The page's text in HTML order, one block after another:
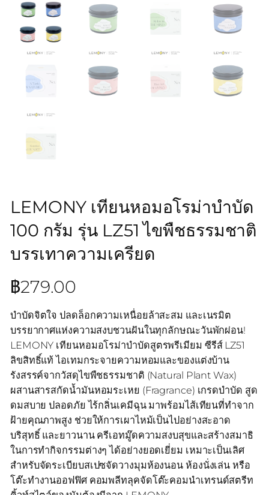
LEMONY เทียนหอมอโรม่าบำบัด
100 กรัม รุ่น LZ51 ไขพืชธรรมชาติ
บรรเทาความเครียด
฿279.00
บำบัดจิตใจ ปลดล็อกความเหนื่อยล้าสะสม และเนรมิต
บรรยากาศแห่งความสงบชวนฝันในทุกลักษณะวันพักผ่อน!
LEMONY เทียนหอมอโรม่าบำบัดสูตรพรีเมียม ซีรีส์ LZ51
ลิขสิทธิ์แท้ ไอเทมกระจายความหอมและของแต่งบ้าน
รังสรรค์จากวัสดุไขพืชธรรมชาติ (Natural Plant Wax)
ผสานสารสกัดน้ำมันหอมระเหย (Fragrance) เกรดบำบัด สูด
ดมสบาย ปลอดภัย ไร้กลิ่นเคมีฉุน มาพร้อมไส้เทียนที่ทำจาก
ฝ้ายคุณภาพสูง ช่วยให้การเผาไหม้เป็นไปอย่างสะอาด
บริสุทธิ์ และยาวนาน ครีเอทมู๊ดความสงบสุขและสร้างสมาธิ
ในการทำกิจกรรมต่างๆ ได้อย่างยอดเยี่ยม เหมาะเป็นเลิศ
สำหรับจัดระเบียบสเปซจัดวางมุมห้องนอน ห้องนั่งเล่น หรือ
โต๊ะทำงานออฟฟิศ คอมพลีทลุคจัดโต๊ะคอมนำเทรนด์สตรีท